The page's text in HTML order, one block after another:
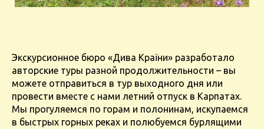
Экскурсионное бюро «Дива Країни» разработало
авторские туры разной продолжительности – вы
можете отправиться в тур выходного дня или
провести вместе с нами летний отпуск в Карпатах.
Мы прогуляемся по горам и полонинам, искупаемся
в быстрых горных реках и полюбуемся бурлящими